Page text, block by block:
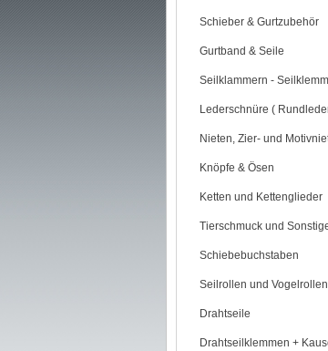
Schieber & Gurtzubehör
Gurtband & Seile
Seilklammern -
Lederschnüre (
Nieten, Zier- und
Knöpfe & Ösen
Ketten und Kettenglieder
Tierschmuck und
Schiebebuchstaben
Seilrollen und Vogelrollen
Drahtseile
Drahtseilklemmen +